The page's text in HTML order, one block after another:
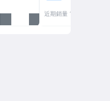
近期銷量 11 件